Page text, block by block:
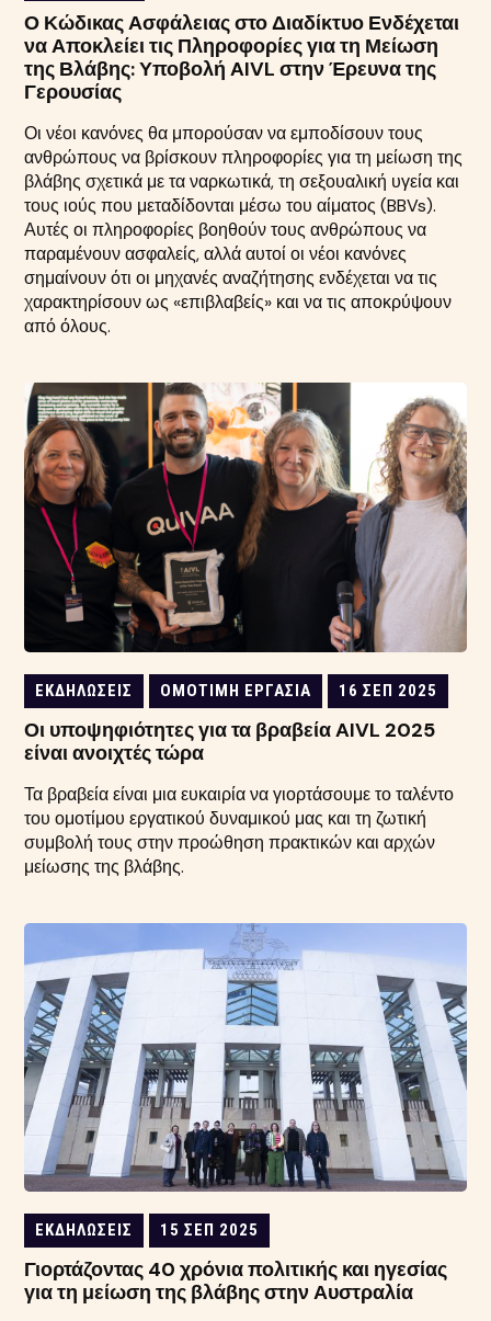
Ο Κώδικας Ασφάλειας στο Διαδίκτυο Ενδέχεται
να Αποκλείει τις Πληροφορίες για τη Μείωση
της Βλάβης: Υποβολή AIVL στην Έρευνα της
Γερουσίας
Οι νέοι κανόνες θα μπορούσαν να εμποδίσουν τους
ανθρώπους να βρίσκουν πληροφορίες για τη μείωση της
βλάβης σχετικά με τα ναρκωτικά, τη σεξουαλική υγεία και
τους ιούς που μεταδίδονται μέσω του αίματος (BBVs).
Αυτές οι πληροφορίες βοηθούν τους ανθρώπους να
παραμένουν ασφαλείς, αλλά αυτοί οι νέοι κανόνες
σημαίνουν ότι οι μηχανές αναζήτησης ενδέχεται να τις
χαρακτηρίσουν ως «επιβλαβείς» και να τις αποκρύψουν
από όλους.
ΕΚΔΗΛΏΣΕΙΣ ΟΜΌΤΙΜΗ ΕΡΓΑΣΊΑ 16 ΣΕΠ 2025
Οι υποψηφιότητες για τα βραβεία AIVL 2025
είναι ανοιχτές τώρα
Τα βραβεία είναι μια ευκαιρία να γιορτάσουμε το ταλέντο
του ομοτίμου εργατικού δυναμικού μας και τη ζωτική
συμβολή τους στην προώθηση πρακτικών και αρχών
μείωσης της βλάβης.
ΕΚΔΗΛΏΣΕΙΣ 15 ΣΕΠ 2025
Γιορτάζοντας 40 χρόνια πολιτικής και ηγεσίας
για τη μείωση της βλάβης στην Αυστραλία